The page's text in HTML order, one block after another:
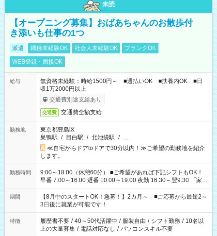
未読
【オープニング募集】おばあちゃんのお散歩付
き添いも仕事の1つ
派遣 職種未経験OK 社会人未経験OK
ブランクOK
WEB登録・面接OK
給与
無資格未経験：時給1500円～ ■週払いOK ■扶養内OK ■日
収1万2000円以上
交通費別途支給あり
交通費 交通費全額支給
勤務地
東京都豊島区
巣鴨駅 / 目白駅 / 北池袋駅 / …
≪自宅からドアtoドアで30分以内！≫ご希望の勤務地を紹介
します。
勤務時間
9:00～18:00（休憩60分） ■ご希望があれば下記シフトもOK！
早番 7:00～16:00 遅番 10:00～19:00 夜勤 16:30～翌9:30 「家族
と休みを合わせたい」 「余裕を持って夕飯の準備がしたい」
「できれば残業はしたくない」 など、ご希望を教えてください
ね。 ※Wワーク希望の方へ 今ご覧のお仕事で希望する勤務時間
と、もう1つのお仕事の勤務時間。 合計で週40時間を超える場
合は応募できません。
期間
【8月中のスタートOK！急募！】2カ月～ ■ご応募から最短2～
3日後に就業が可能です！
特徴 履歴書不要 / 40～50代活躍中 / 服装自由 / シフト勤務 / 10名以
上の大量募集 / 電話対応なし / パソコンスキル不要